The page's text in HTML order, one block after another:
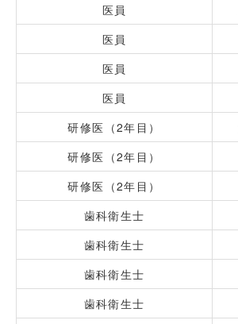
医員
医員
医員
医員
研修医（2年目）
研修医（2年目）
研修医（2年目）
歯科衛生士
歯科衛生士
歯科衛生士
歯科衛生士